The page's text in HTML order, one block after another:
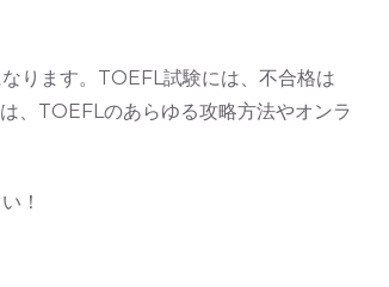
ります。TOEFL試験には、不合格は
は、TOEFLのあらゆる攻略方法やオンラ
！